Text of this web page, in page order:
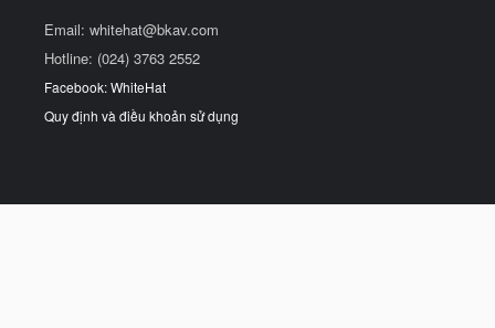
Email: whitehat@bkav.com
Hotline: (024) 3763 2552
Facebook: WhiteHat
Quy định và điều khoản sử dụng